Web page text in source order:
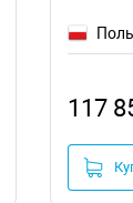
117